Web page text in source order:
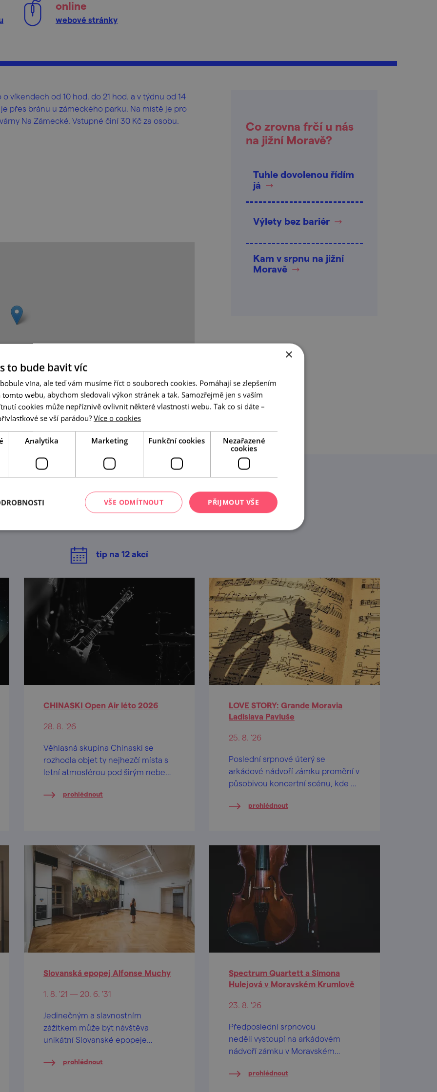
online
webové stránky
víkendech od 10 hod. do 21 hod. a v týdnu od 14
přes bránu u zámeckého parku. Na místě je pro
Na Zámecké. Vstupné činí 30 Kč za osobu.
Leaflet|© Seznam.cz a.s. a další
Co zrovna frčí u nás
na jižní Moravě?
Tuhle dovolenou řídím
já
Výlety bez bariér
Kam v srpnu na jižní
Moravě
A tady už jste byli?
Našli jsme další akce, které by se vám mohly líbit.
tip na 12akcí
CHINASKI Open Air léto 2026
28. 8. '26
Věhlasná skupina Chinaski se
rozhodla objet ty nejhezčí místa s
letní atmosférou pod širým nebem
nebude chybět.
prohlédnout
LOVE STORY: Grande Moravia
Ladislava Pavluše
25. 8. '26
Poslední srpnové úterý se
arkádové nádvoří zámku promění v
působivou koncertní scénu, kde od
Grande Moravia pod vedením
prohlédnout
Slovanská epopej Alfonse Muchy
1. 8. '21 — 20. 6. '31
Jedinečným a slavnostním
zážitkem může být návštěva
unikátní Slovanské epopeje
Moravském Krumlově.
prohlédnout
Spectrum Quartett a Simona
Hulejová v Moravském Krumlově
23. 8. '26
Předposlední srpnovou
neděli vystoupí na arkádovém
nádvoří zámku v Moravském
Quartett společně se zpěvačkou
prohlédnout
×
to bude bavit víc
vína, ale teď vám musíme říct o souborech cookies. Pomáhají se zlepšením
tomto webu, abychom sledovali výkon stránek a tak. Samozřejmě jen s vaším
cookies může nepříznivě ovlivnit některé vlastnosti webu. Tak co si dáte –
se vší parádou? Více o cookies
Analytika Marketing Funkční cookies
Nezařazené
cookies
PŘIJMOUT VŠE
VŠE ODMÍTNOUT